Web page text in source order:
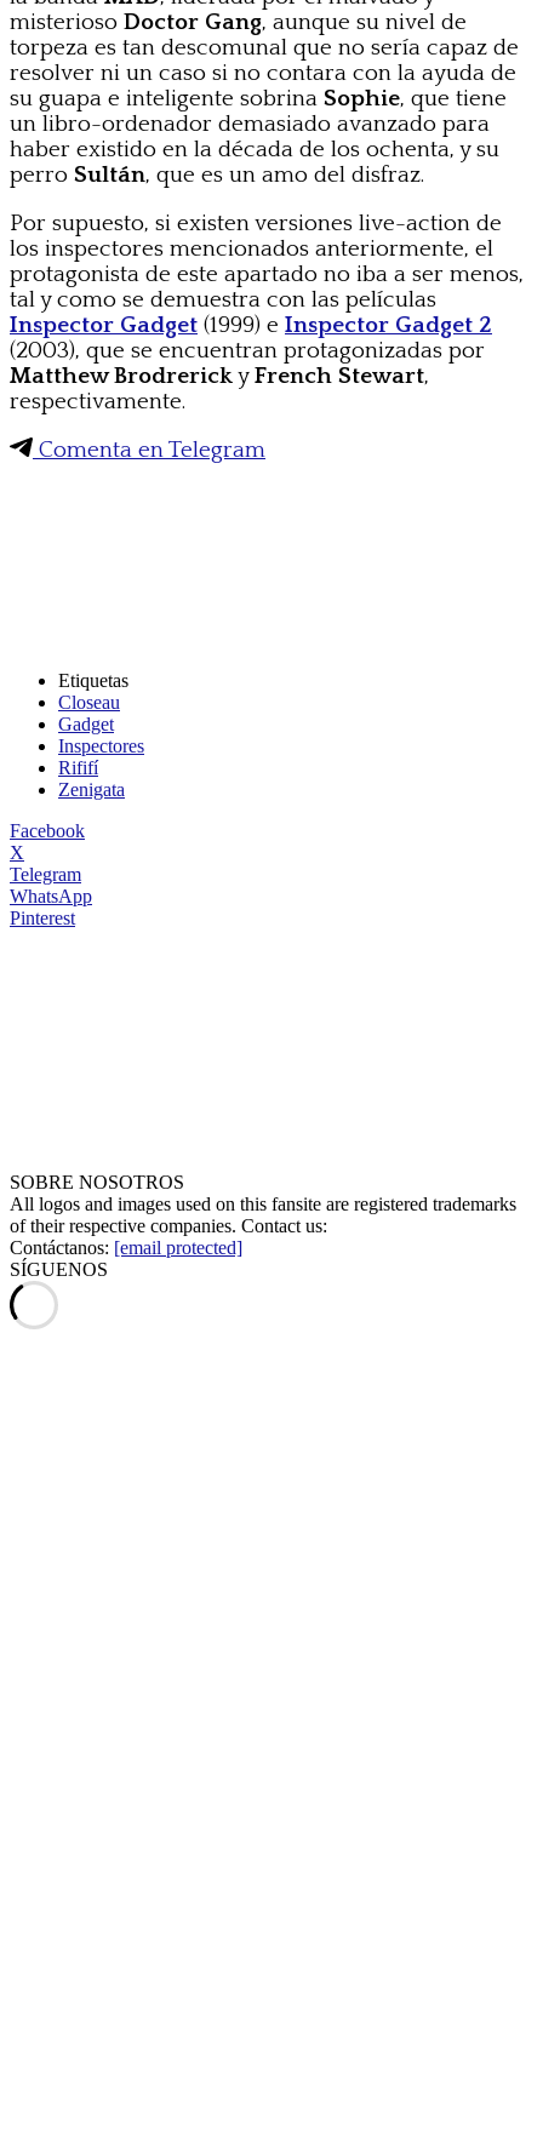
misterioso Doctor Gang, aunque su nivel de
torpeza es tan descomunal que no sería capaz de
resolver ni un caso si no contara con la ayuda de
su guapa e inteligente sobrina Sophie, que tiene
un libro-ordenador demasiado avanzado para
haber existido en la década de los ochenta, y su
perro Sultán, que es un amo del disfraz.
Por supuesto, si existen versiones live-action de
los inspectores mencionados anteriormente, el
protagonista de este apartado no iba a ser menos,
tal y como se demuestra con las películas
Inspector Gadget (1999) e Inspector Gadget 2
(2003), que se encuentran protagonizadas por
Matthew BrodrerickyFrench Stewart,
respectivamente.
Comenta en Telegram
Etiquetas
Closeau
Gadget
Inspectores
Rififí
Zenigata
Facebook
X
Telegram
WhatsApp
Pinterest
SOBRE NOSOTROS
All logos and images used on this fansite are registered trademarks
of their respective companies. Contact us:
Contáctanos: [email protected]
SÍGUENOS